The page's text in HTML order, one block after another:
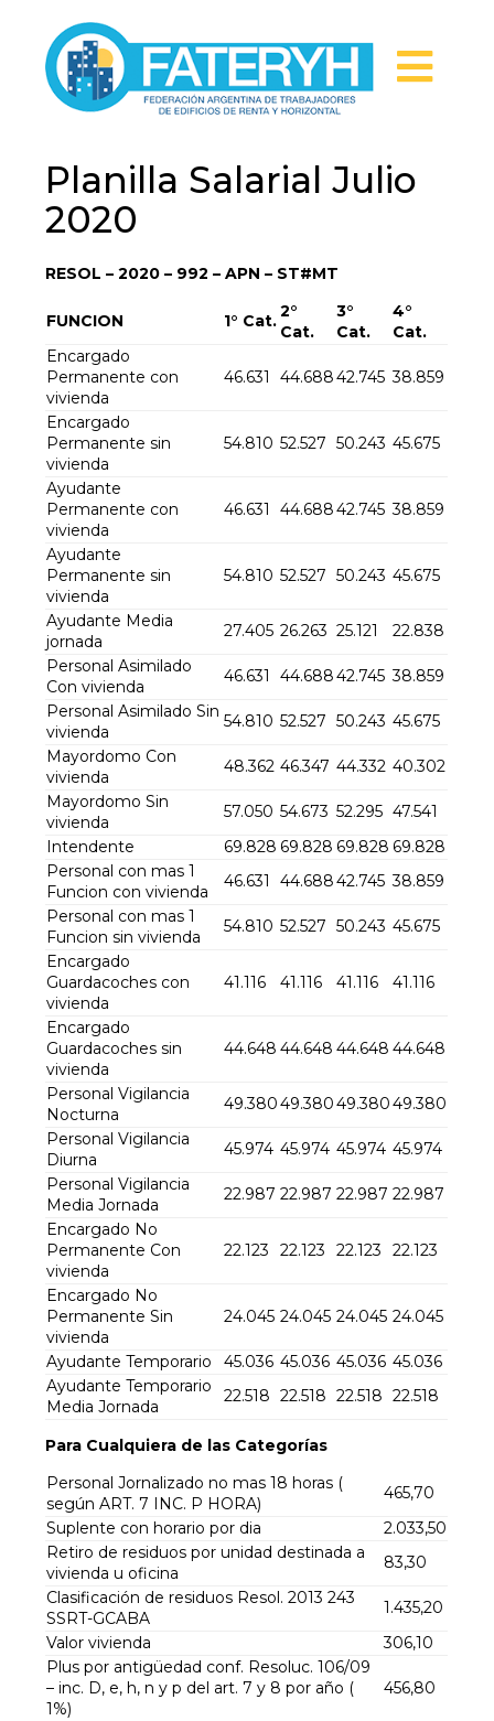
Planilla Salarial Julio
2020
RESOL – 2020 – 992 – APN – ST#MT
FUNCION 1° Cat.2°
Cat.
3°
Cat.
4°
Cat.
Encargado
Permanente con
vivienda
46.631 44.68842.745 38.859
Encargado
Permanente sin
vivienda
54.810 52.527 50.243 45.675
Ayudante
Permanente con
vivienda
46.631 44.68842.745 38.859
Ayudante
Permanente sin
vivienda
54.810 52.527 50.243 45.675
Ayudante Media
jornada
27.405 26.263 25.121
22.838
Personal Asimilado
Con vivienda
46.631 44.68842.745 38.859
Personal Asimilado Sin
vivienda
54.810 52.527 50.243 45.675
Mayordomo Con
vivienda
48.362 46.347 44.332 40.302
Mayordomo Sin
vivienda
57.050 54.673 52.295 47.541
Intendente
69.828 69.828 69.828 69.828
Personal con mas 1
Funcion con vivienda
46.631 44.68842.745 38.859
Personal con mas 1
Funcion sin vivienda
54.810 52.527 50.243 45.675
Encargado
Guardacoches con
vivienda
41.116 41.116 41.116 41.116
Encargado
Guardacoches sin
vivienda
44.648 44.648 44.648 44.648
Personal Vigilancia
Nocturna
49.38049.38049.38049.380
Personal Vigilancia
Diurna
45.974 45.974 45.974 45.974
Personal Vigilancia
Media Jornada
22.987 22.987 22.987 22.987
Encargado No
Permanente Con
vivienda
22.123 22.123 22.123 22.123
Encargado No
Permanente Sin
vivienda
24.045 24.045 24.045 24.045
Ayudante Temporario 45.036 45.036 45.036 45.036
Ayudante Temporario
Media Jornada
22.518 22.518 22.518 22.518
Para Cualquiera de las Categorías
Personal Jornalizado no mas 18 horas (
según ART. 7 INC. P HORA)
465,70
Suplente con horario por dia
2.033,50
Retiro de residuos por unidad destinada a
vivienda u oficina
83,30
Clasificación de residuos Resol. 2013 243
SSRT-GCABA
1.435,20
Valor vivienda
306,10
Plus por antigüedad conf. Resoluc. 106/09
– inc. D, e, h, n y p del art. 7 y 8 por año (
1%)
456,80